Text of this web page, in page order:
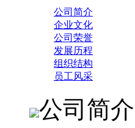
公司简介
企业文化
公司荣誉
发展历程
组织结构
员工风采
公司简介